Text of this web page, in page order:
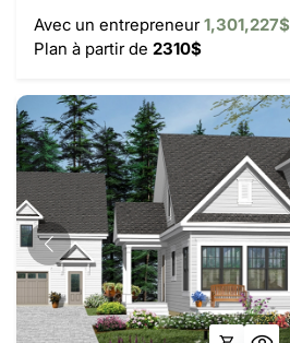
Avec un entrepreneur1,301,227$
Plan à partir de 2310$